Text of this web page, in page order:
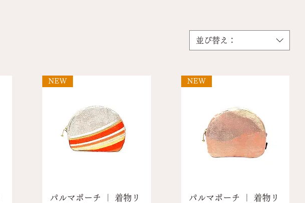
並び替え：
NEW
パルマポーチ ｜ 着物リ
NEW
パルマポーチ ｜ 着物リ